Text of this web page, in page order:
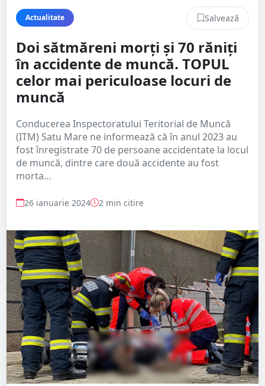
Actualitate Salvează
Doi sătmăreni morți și 70 răniți
în accidente de muncă. TOPUL
celor mai periculoase locuri de
muncă
Conducerea Inspectoratului Teritorial de Muncă
(ITM) Satu Mare ne informează că în anul 2023 au
fost înregistrate 70 de persoane accidentate la locul
de muncă, dintre care două accidente au fost
morta...
26 ianuarie 2024 2 min citire